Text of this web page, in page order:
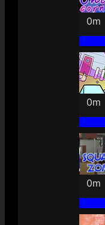
0m
0m
0m